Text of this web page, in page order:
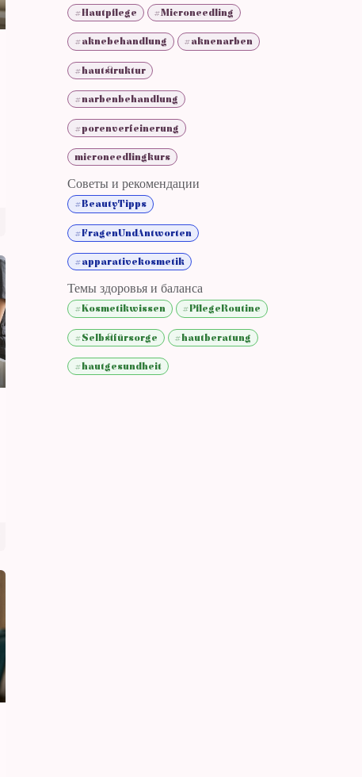
#Hautpflege #Microneedling
#aknebehandlung #aknenarben
#hautstruktur
#narbenbehandlung
#porenverfeinerung
microneedlingkurs
Советы и рекомендации
#BeautyTipps
#FragenUndAntworten
#apparativekosmetik
Темы здоровья и баланса
#Kosmetikwissen #PflegeRoutine
#Selbstfürsorge #hautberatung
#hautgesundheit